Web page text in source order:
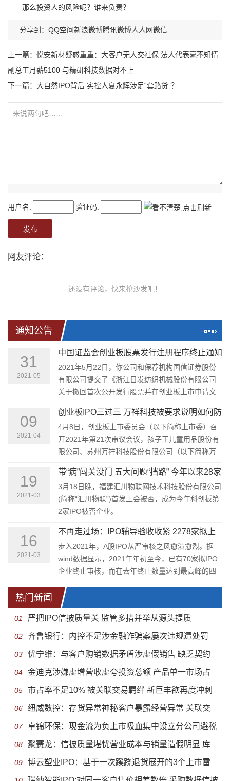
那么投资人的风险呢？谁来负责？
分享到： QQ空间新浪微博腾讯微博人人网微信
上一篇： 悦安新材疑惑重重：大客户无人交社保 法人代表毫不知情
副总工月薪5100 与精研科技数据对不上
下一篇： 大自然IPO背后 实控人夏永辉涉足“套路贷”？
用户名: 验证码:
网友评论：
还没有评论，快来抢沙发吧！
通知公告
31
2021-05
中国证监会创业板股票发行注册程序终止通知
书(浙江日发纺织机械股份有限公司)
2021年5月22日，你公司和保荐机构国信证券股份
有限公司提交了《浙江日发纺织机械股份有限公司
关于撤回首次公开发行股票并在创业板上市申请文
回浙江日发纺织机械股份有限公司首次公开发行股
票并在创业板上市申请文件的申请》（国信投行
[2021]96号），主动要求撤回注册申请文件。
09
2021-04
创业板IPO三过三 万祥科技被要求说明如何防
范实控人资金占用
4月8日，创业板上市委员会（以下简称上市委）召
开2021年第21次审议会议，孩子王儿童用品股份有
限公司、苏州万祥科技股份有限公司（以下简称万
会。
19
2021-03
带“病”闯关没门 五大问题“挡路” 今年以来28家
企业“折戟”科创板
3月18日晚，福建汇川物联网技术科技股份有限公司
(简称“汇川物联”)首发上会被否，成为今年科创板第
2家IPO被否企业。
16
2021-03
不再走过场：IPO辅导验收收紧 2278家拟上
市企业或承压
步入2021年，A股IPO从严审核之风愈演愈烈。据
wind数据显示，2021年年初至今，已有70家拟IPO
企业终止审核，而在去年终止数量达到最高峰的四
来看，绝大多数终止审核企业均是主动撤回申报材
料，这其中IPO现场检查及现场督导起到了决定性作
用。
热门新闻
01 严把IPO信披质量关 监管多措并举从源头提质
02 齐鲁银行：内控不足涉金融诈骗案屡次违规遭处罚
盈利能力缩水踩雷债劵违约
03 优宁维：与客户购销数据矛盾涉虚假销售 缺乏契约
精神携可恢复对赌协议闯关
04 金迪克涉嫌虚增营收虚夸投资总额 产品单一市场占
有率下滑债务压顶却急于分红
05 市占率不足10% 被关联交易羁绊 新巨丰欲再度冲刺
IPO
06 纽威数控：存货异常神秘客户暴露经营异常 关联交
易疑虚假披露虚增巨额营收为上市
07 卓锦环保：现金流为负上市吸血集中设立分公司避税
盈利能力下滑核心竞争力差强人意
08 聚赛龙：信披质量堪忧营业成本与销量造假明显 库
存虚构涉同业竞争研发远低于同行
09 博云塑业IPO：基于一次蹊跷退货展开的3个上市雷